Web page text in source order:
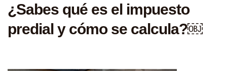
¿Sabes qué es el impuesto
predial y cómo se calcula?￼